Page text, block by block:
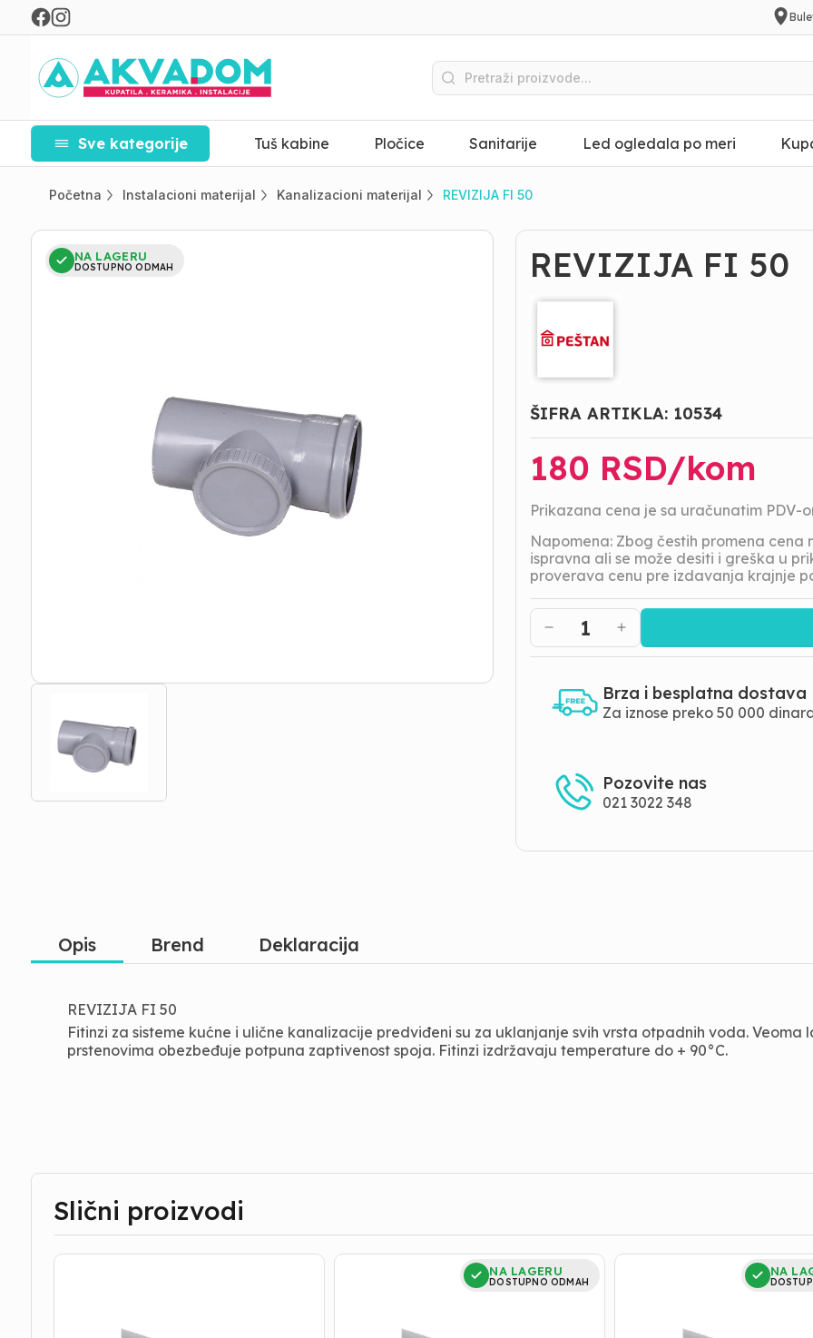
Sve kategorije Tuš kabine Pločice Sanitarije Led ogledala po meri
Početna Instalacioni materijal Kanalizacioni materijal REVIZIJA FI 50
NA LAGERU
DOSTUPNO ODMAH REVIZIJA FI 50
ŠIFRA ARTIKLA: 10534
180 RSD/kom
Prikazana cena je sa uračunatim PDV-
Napomena: Zbog čestih promena
ispravna ali se može desiti i greška u
proverava cenu pre izdavanja krajnje
1
Brza i besplatna dostava
Za iznose preko 50 000
Pozovite nas
021 3022 348
Opis Brend Deklaracija
REVIZIJA FI 50
Fitinzi za sisteme kućne i ulične kanalizacije predviđeni su za uklanjanje svih vrsta otpadnih voda. Veoma
prstenovima obezbeđuje potpuna zaptivenost spoja. Fitinzi izdržavaju temperature do + 90°C.
Slični proizvodi
IZOLACIJA
IZOLACIJA
NA LAGERU
DOSTUPNO ODMAH
IZOLACIJA
NA